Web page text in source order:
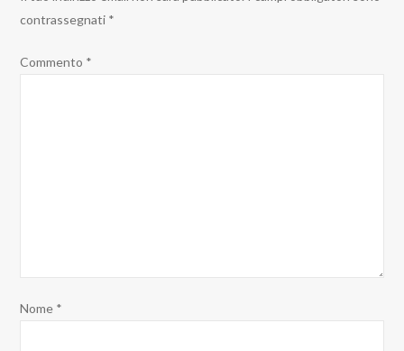
contrassegnati *
Commento *
Nome *